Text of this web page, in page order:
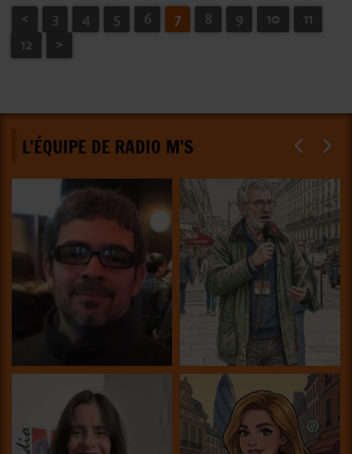
< 3 4 5 6 7 8 9 10
11
12
>
L'ÉQUIPE DE RADIO M'S